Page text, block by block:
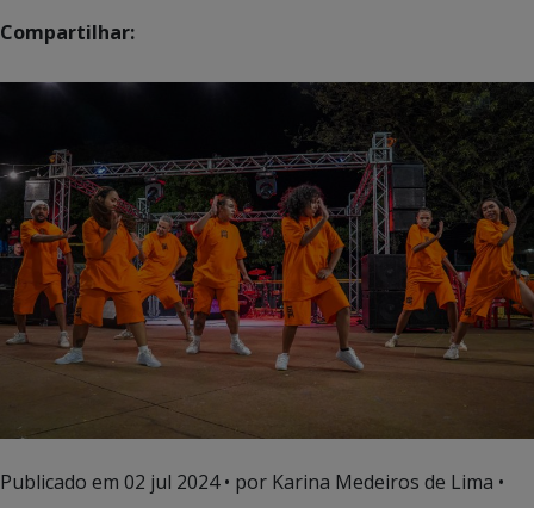
Compartilhar:
Publicado em 02 jul 2024• por Karina Medeiros de Lima •